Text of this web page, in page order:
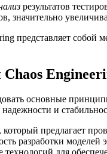
результатов
значительно
представляет собой
основные
и
который предлагает
разработки